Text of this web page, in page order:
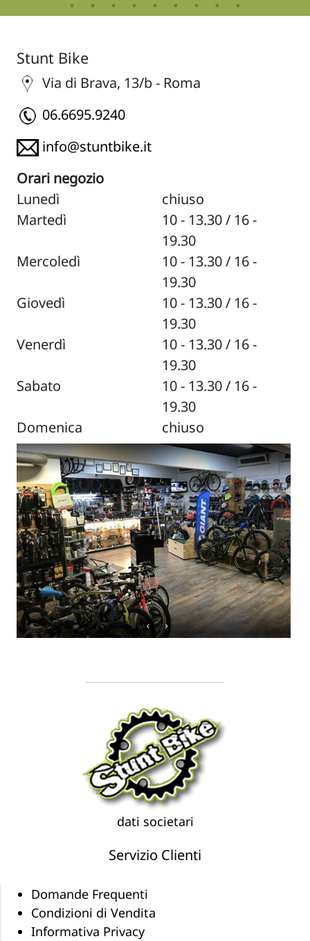
Stunt Bike
Via di Brava, 13/b - Roma
06.6695.9240
info@stuntbike.it
Orari negozio
Lunedì
chiuso
Martedì
10 - 13.30 / 16 -
19.30
Mercoledì
10 - 13.30 / 16 -
19.30
Giovedì
10 - 13.30 / 16 -
19.30
Venerdì
10 - 13.30 / 16 -
19.30
Sabato
10 - 13.30 / 16 -
19.30
Domenica
chiuso
dati societari
Servizio Clienti
Domande Frequenti
Condizioni di Vendita
Informativa Privacy